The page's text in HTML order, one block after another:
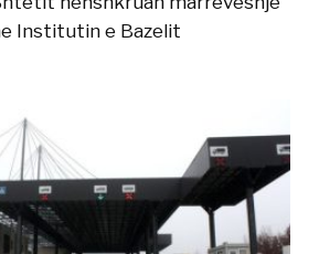
Institutin e Bazelit